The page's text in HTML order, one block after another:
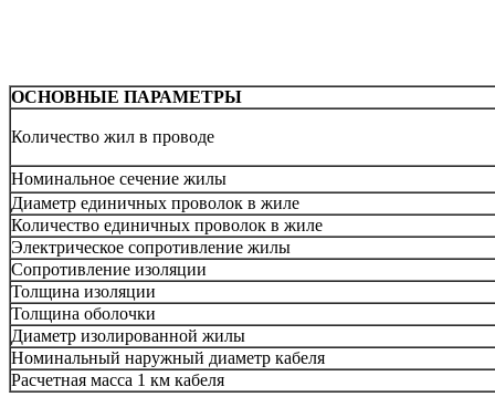
ОСНОВНЫЕ ПАРАМЕТРЫ
Количество жил в проводе
Номинальное сечение жилы
Диаметр единичных проволок в жиле
Количество единичных проволок в жиле
Электрическое сопротивление жилы
Сопротивление изоляции
Толщина изоляции
Толщина оболочки
Диаметр изолированной жилы
Номинальный наружный диаметр кабеля
Расчетная масса 1 км кабеля